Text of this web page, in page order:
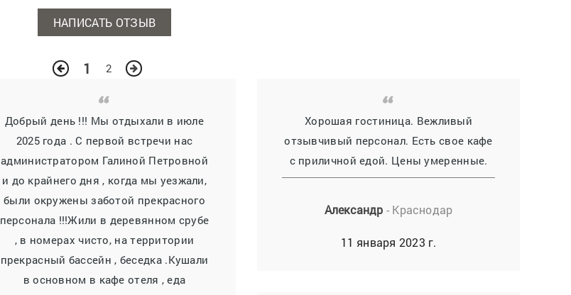
НАПИСАТЬ ОТЗЫВ
Добрый день !!! Мы отдыхали в июле
2025 года . С первой встречи нас
администратором Галиной Петровной
и до крайнего дня , когда мы уезжали,
были окружены заботой прекрасного
персонала !!!Жили в деревянном срубе
, в номерах чисто, на территории
прекрасный бассейн , беседка .Кушали
в основном в кафе отеля , еда
Хорошая гостиница. Вежливый
отзывчивый персонал. Есть свое кафе
с приличной едой. Цены умеренные.
Александр - Краснодар
11 января 2023 г.
1 2